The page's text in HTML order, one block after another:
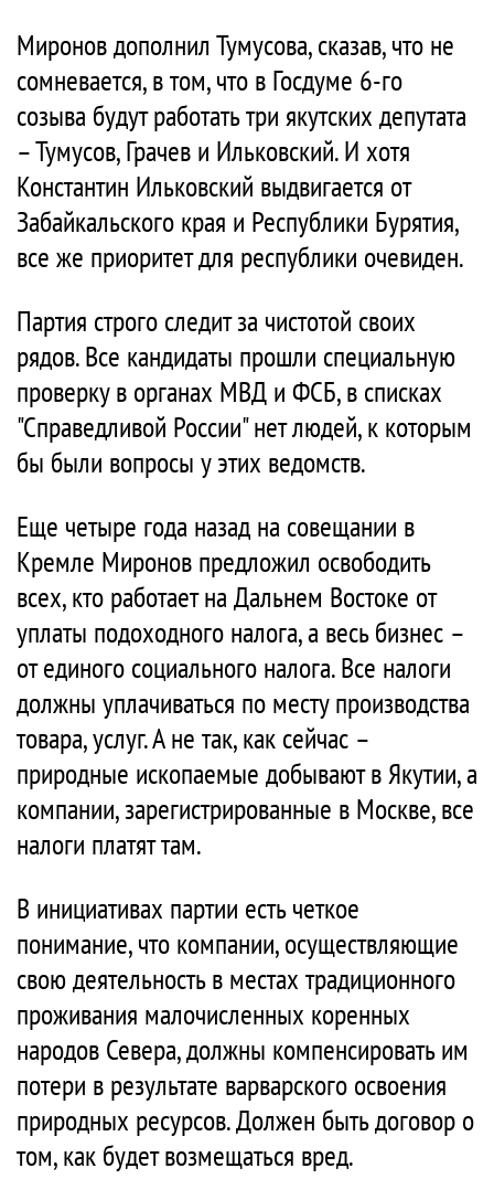
Миронов дополнил Тумусова, сказав, что не
сомневается, в том, что в Госдуме 6-го
созыва будут работать три якутских депутата
– Тумусов, Грачев и Ильковский. И хотя
Константин Ильковский выдвигается от
Забайкальского края и Республики Бурятия,
все же приоритет для республики очевиден.
Партия строго следит за чистотой своих
рядов. Все кандидаты прошли специальную
проверку в органах МВД и ФСБ, в списках
"Справедливой России" нет людей, к которым
бы были вопросы у этих ведомств.
Еще четыре года назад на совещании в
Кремле Миронов предложил освободить
всех, кто работает на Дальнем Востоке от
уплаты подоходного налога, а весь бизнес –
от единого социального налога. Все налоги
должны уплачиваться по месту производства
товара, услуг. А не так, как сейчас –
природные ископаемые добывают в Якутии, а
компании, зарегистрированные в Москве, все
налоги платят там.
В инициативах партии есть четкое
понимание, что компании, осуществляющие
свою деятельность в местах традиционного
проживания малочисленных коренных
народов Севера, должны компенсировать им
потери в результате варварского освоения
природных ресурсов. Должен быть договор о
том, как будет возмещаться вред.